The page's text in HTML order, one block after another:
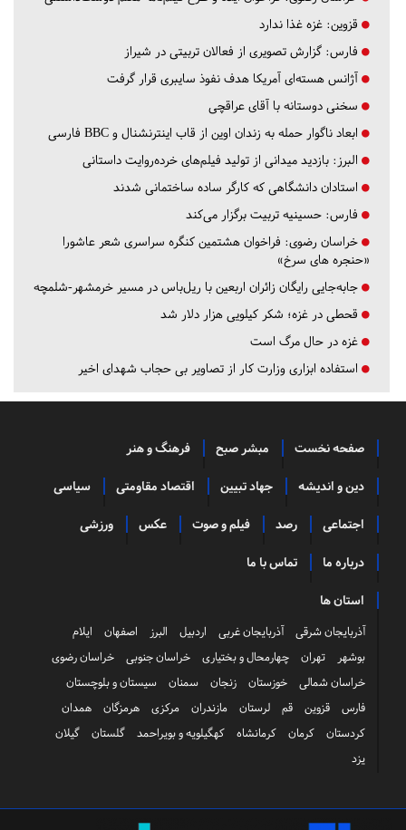
قزوین: غزه غذا ندارد
فارس: گزارش تصویری از فعالان تربیتی در شیراز
آژانس هسته‌ای آمریکا هدف نفوذ سایبری قرار گرفت
سخنی دوستانه با آقای عراقچی
ابعاد ناگوار حمله به زندان اوین از قاب اینترنشنال و BBC فارسی
البرز: بازدید میدانی از تولید فیلم‌های خرده‌روایت داستانی
استادان دانشگاهی که کارگر ساده ساختمانی شدند
فارس: حسینیه تربیت برگزار می‌کند
خراسان رضوی: فراخوان هشتمین کنگره سراسری شعر عاشورا
«حنجره های سرخ»
جابه‌جایی رایگان زائران اربعین با ریل‌باس در مسیر خرمشهر-شلمچه
قحطی در غزه؛ شکر کیلویی هزار دلار شد
غزه در حال مرگ است
استفاده ابزاری وزارت کار از تصاویر بی حجاب شهدای اخیر
صفحه نخست مبشر صبح فرهنگ و هنر
دین و اندیشه جهاد تبیین اقتصاد مقاومتی سیاسی
اجتماعی رصد فیلم و صوت عکس ورزشی
درباره ما تماس با ما
استان ها
آذربایجان شرقی آذربایجان غربی اردبیل البرز اصفهان
ایلام
بوشهر
تهران چهارمحال و بختیاری خراسان جنوبی
خراسان رضوی
خراسان شمالی
خوزستان زنجان سمنان
سیستان و بلوچستان
فارس
قزوین قم لرستان مازندران مرکزی هرمزگان
همدان
کردستان
کرمان کرمانشاه کهگیلویه و بویراحمد گلستان
گیلان
یزد